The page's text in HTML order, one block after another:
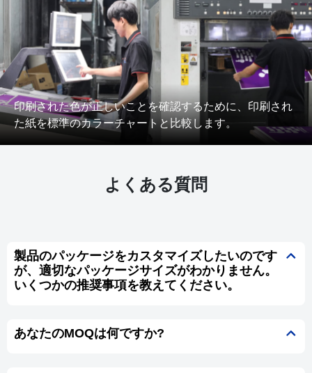
印刷された色が正しいことを確認するために、印刷され
た紙を標準のカラーチャートと比較します。
よくある質問
製品のパッケージをカスタマイズしたいのです
が、適切なパッケージサイズがわかりません。
いくつかの推奨事項を教えてください。
あなたのMOQは何ですか?